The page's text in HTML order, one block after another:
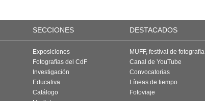
SECCIONES DESTACADOS
Exposiciones
Fotografías del CdF
Investigación
Educativa
Catálogo
MUFF, festival de fotografía
Canal de YouTube
Convocatorias
Líneas de tiempo
Fotoviaje